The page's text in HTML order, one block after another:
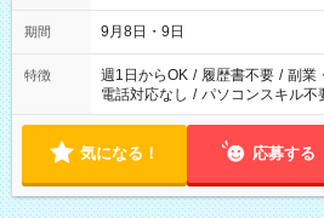
時間は変更となる可能性がありま
期間 9月8日・9日
特徴 週1日からOK / 履歴書不要 / 副業
電話対応なし / パソコンスキル不
気になる！ 応募する